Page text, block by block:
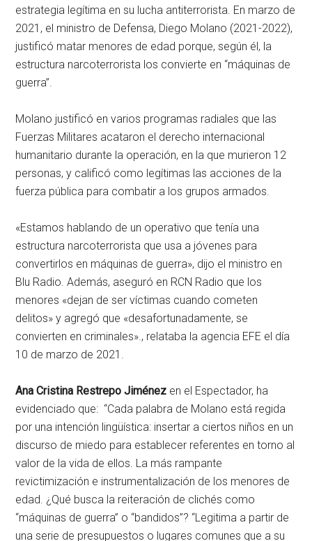
estrategia legítima en su lucha antiterrorista. En marzo de
2021, el ministro de Defensa, Diego Molano (2021-2022),
justificó matar menores de edad porque, según él, la
estructura narcoterrorista los convierte en “máquinas de
guerra”.
Molano justificó en varios programas radiales que las
Fuerzas Militares acataron el derecho internacional
humanitario durante la operación, en la que murieron 12
personas, y calificó como legítimas las acciones de la
fuerza pública para combatir a los grupos armados.
«Estamos hablando de un operativo que tenía una
estructura narcoterrorista que usa a jóvenes para
convertirlos en máquinas de guerra», dijo el ministro en
Blu Radio. Además, aseguró en RCN Radio que los
menores «dejan de ser víctimas cuando cometen
delitos» y agregó que «desafortunadamente, se
convierten en criminales»., relataba la agencia EFE el día
10 de marzo de 2021.
Ana Cristina Restrepo Jiménez en el Espectador, ha
evidenciado que: “Cada palabra de Molano está regida
por una intención lingüística: insertar a ciertos niños en un
discurso de miedo para establecer referentes en torno al
valor de la vida de ellos. La más rampante
revictimización e instrumentalización de los menores de
edad. ¿Qué busca la reiteración de clichés como
“máquinas de guerra” o “bandidos”? “Legitima a partir de
una serie de presupuestos o lugares comunes que a su